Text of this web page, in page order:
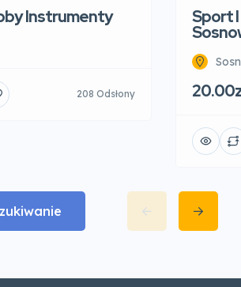
Instrumenty
208 Odsłony
Sport